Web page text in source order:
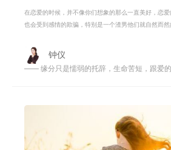
在恋爱的时候，并不像你们想象的那么一直美好，恋爱
也会受到感情的欺骗，特别是一个渣男他们就自然而
钟仪
—— 缘分只是懦弱的托辞，生命苦短，跟爱